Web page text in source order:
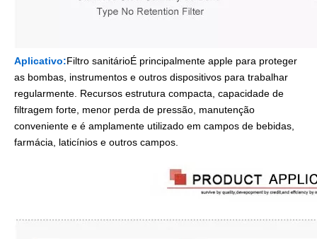
Aplicativo:Filtro sanitárioÉ principalmente apple para proteger
as bombas, instrumentos e outros dispositivos para trabalhar
regularmente. Recursos estrutura compacta, capacidade de
filtragem forte, menor perda de pressão, manutenção
conveniente e é amplamente utilizado em campos de bebidas,
farmácia, laticínios e outros campos.